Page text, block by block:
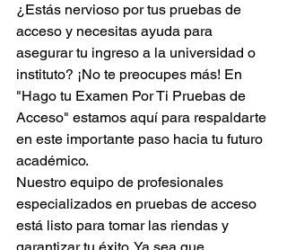
¿Estás nervioso por tus pruebas de
acceso y necesitas ayuda para
asegurar tu ingreso a la universidad o
instituto? ¡No te preocupes más! En
"Hago tu Examen Por Ti Pruebas de
Acceso" estamos aquí para respaldarte
en este importante paso hacia tu futuro
académico.
Nuestro equipo de profesionales
especializados en pruebas de acceso
está listo para tomar las riendas y